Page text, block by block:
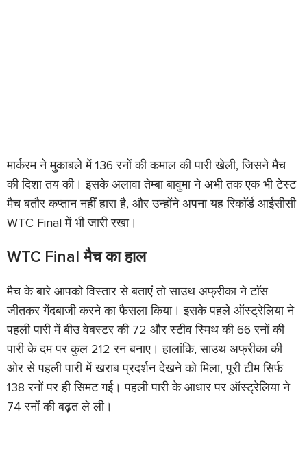
मार्करम ने मुकाबले में 136 रनों की कमाल की पारी खेली, जिसने मैच
की दिशा तय की। इसके अलावा तेम्बा बावुमा ने अभी तक एक भी टेस्ट
मैच बतौर कप्तान नहीं हारा है, और उन्होंने अपना यह रिकाॅर्ड आईसीसी
WTC Final में भी जारी रखा।
WTC Final मैच का हाल
मैच के बारे आपको विस्तार से बताएं तो साउथ अफ्रीका ने टाॅस
जीतकर गेंदबाजी करने का फैसला किया। इसके पहले ऑस्ट्रेलिया ने
पहली पारी में बीउ वेबस्टर की 72 और स्टीव स्मिथ की 66 रनों की
पारी के दम पर कुल 212 रन बनाए। हालांकि, साउथ अफ्रीका की
ओर से पहली पारी में खराब प्रदर्शन देखने को मिला, पूरी टीम सिर्फ
138 रनों पर ही सिमट गई। पहली पारी के आधार पर ऑस्ट्रेलिया ने
74 रनों की बढ़त ले ली।